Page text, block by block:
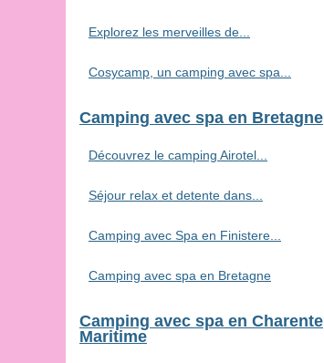
Explorez les merveilles de...
Cosycamp, un camping avec spa...
Camping avec spa en Bretagne
Découvrez le camping Airotel...
Séjour relax et detente dans...
Camping avec Spa en Finistere...
Camping avec spa en Bretagne
Camping avec spa en Charente
Maritime